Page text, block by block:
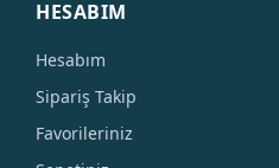
HESABIM
Hesabım
Sipariş Takip
Favorileriniz